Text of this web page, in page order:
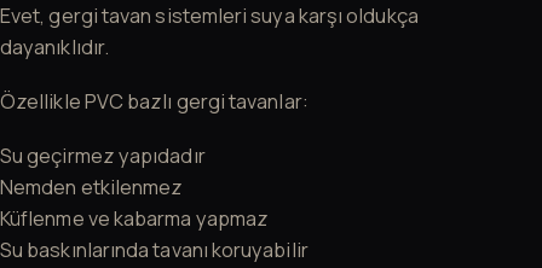
Evet, gergi tavan sistemleri suya karşı oldukça
dayanıklıdır.
Özellikle PVC bazlı gergi tavanlar:
Su geçirmez yapıdadır
Nemden etkilenmez
Küflenme ve kabarma yapmaz
Su baskınlarında tavanı koruyabilir